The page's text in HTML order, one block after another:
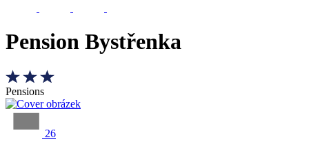
Pension Bystřenka
Pensions
26